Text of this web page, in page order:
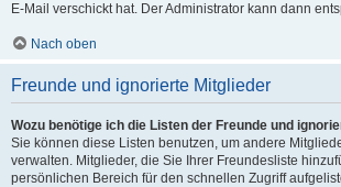
E-Mail verschickt hat. Der Administrator kann dann
Nach oben
Freunde und ignorierte Mitglieder
Wozu benötige ich die Listen der Freunde und
Sie können diese Listen benutzen, um andere
verwalten. Mitglieder, die Sie Ihrer Freundesliste
persönlichen Bereich für den schnellen Zugriff